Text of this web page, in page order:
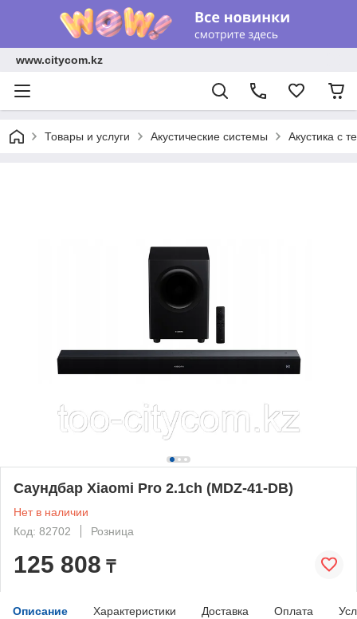
www.citycom.kz
Товары и услуги Акустические системы Акустика с
Саундбар Xiaomi Pro 2.1ch (MDZ-41-DB)
Нет в наличии
Код: 82702
Розница
125 808 ₸
Описание Характеристики Доставка Оплата